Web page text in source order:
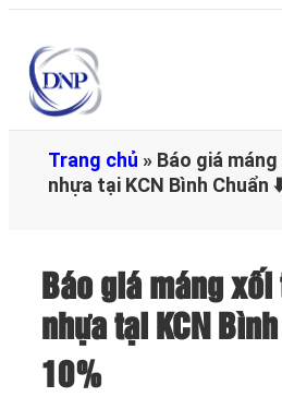
Trang chủ » Báo giá
nhựa tại KCN Bình Chuẩn
Báo giá máng
nhựa tại KCN
10%